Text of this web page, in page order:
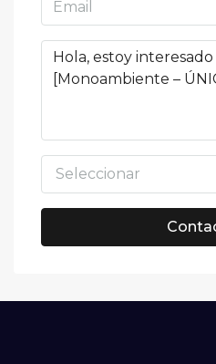
Seleccionar